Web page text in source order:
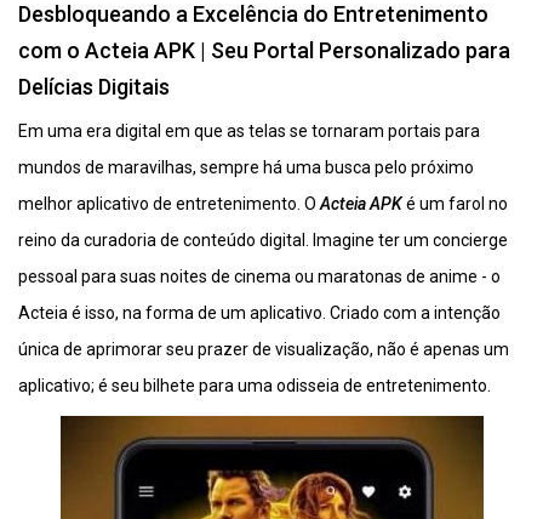
Desbloqueando a Excelência do Entretenimento
com o Acteia APK | Seu Portal Personalizado para
Delícias Digitais
Em uma era digital em que as telas se tornaram portais para
mundos de maravilhas, sempre há uma busca pelo próximo
melhor aplicativo de entretenimento. O Acteia APKé um farol no
reino da curadoria de conteúdo digital. Imagine ter um concierge
pessoal para suas noites de cinema ou maratonas de anime - o
Acteia é isso, na forma de um aplicativo. Criado com a intenção
única de aprimorar seu prazer de visualização, não é apenas um
aplicativo; é seu bilhete para uma odisseia de entretenimento.